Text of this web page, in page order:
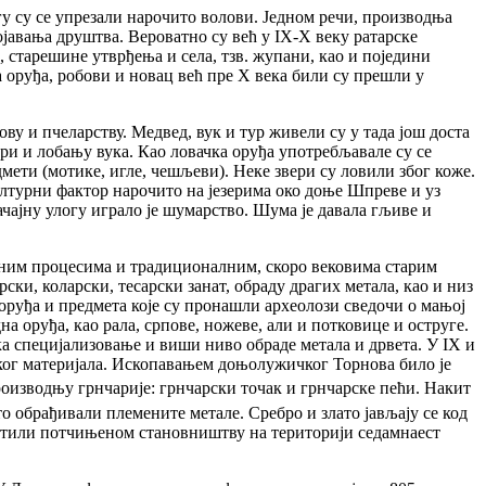
су се упрезали нарочито волови. Једном речи, производња
друштва. Вероватно су већ у IХ-Х веку ратарске
утврђења и села, тзв. жупани, као и поједини
оруђа, робови и новац већ пре Х века били су прешли у
и пчеларству. Медвед, вук и тур живели су у тада још доста
и лобању вука. Као ловачка оруђа употребљавале су се
(мотике, игле, чешљеви). Неке звери су ловили због коже.
фактор нарочито на језерима око доње Шпреве и уз
улогу играло је шумарство. Шума је давала гљиве и
процесима и традиционалним, скоро вековима старим
коларски, тесарски занат, обраду драгих метала, као и низ
и предмета које су пронашли археолози сведочи о мањој
оруђа, као рала, српове, ножеве, али и потковице и оструге.
специјализовање и виши ниво обраде метала и дрвета. У IX и
материјала. Ископавањем доњолужичког Торнова било је
грнчарије: грнчарски точак и грнчарске пећи. Накит
обрађивали племените метале. Сребро и злато јављају се код
потчињеном становништву на територији седамнаест